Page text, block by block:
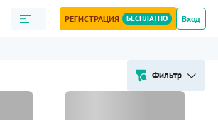
РЕГИСТРАЦИЯ БЕСПЛАТНО Вход
Фильтр